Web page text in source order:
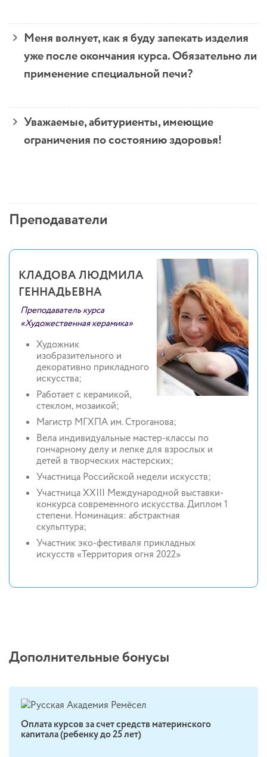
Меня волнует, как я буду запекать изделия
уже после окончания курса. Обязательно ли
применение специальной печи?
Уважаемые, абитуриенты, имеющие
ограничения по состоянию здоровья!
Преподаватели
КЛАДОВА ЛЮДМИЛА
ГЕННАДЬЕВНА
Преподаватель курса
«Художественная керамика»
Художник
изобразительного и
декоративно прикладного
искусства;
Работает с керамикой,
стеклом, мозаикой;
Магистр МГХПА им. Строганова;
Вела индивидуальные мастер-классы по
гончарному делу и лепке для взрослых и
детей в творческих мастерских;
Участница Российской недели искусств;
Участница XXIII Международной выставки-
конкурса современного искусства. Диплом 1
степени. Номинация: абстрактная
скульптура;
Участник эко-фестиваля прикладных
искусств «Территория огня 2022»
Дополнительные бонусы
Оплата курсов за счет средств материнского
капитала (ребенку до 25 лет)